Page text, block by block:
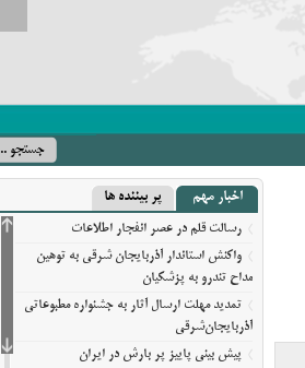
اخبار مهم پر بیننده ها
رسالت قلم در عصر انفجار اطلاعات
واکنش استاندار آذربایجان شرقی به توهین
مداح تندرو به پزشکیان
تمدید مهلت ارسال آثار به جشنواره مطبوعاتی
آذربایجان‌شرقی
پیش‌ بینی پاییز پر بارش در ایران